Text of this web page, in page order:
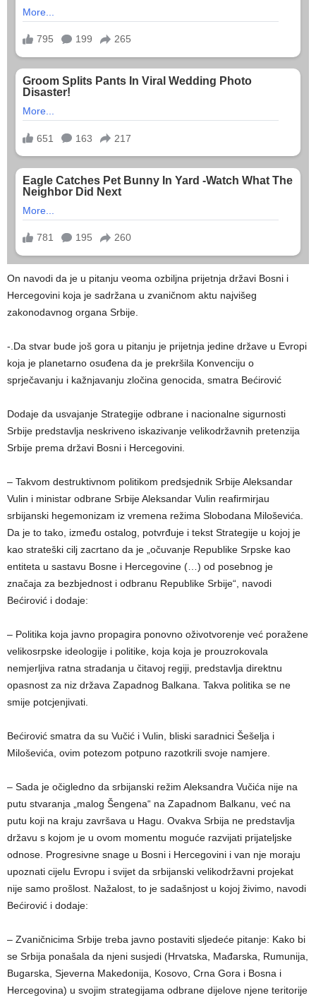
On navodi da je u pitanju veoma ozbiljna prijetnja državi Bosni i
Hercegovini koja je sadržana u zvaničnom aktu najvišeg
zakonodavnog organa Srbije.
-.Da stvar bude još gora u pitanju je prijetnja jedine države u Evropi
koja je planetarno osuđena da je prekršila Konvenciju o
sprječavanju i kažnjavanju zločina genocida, smatra Bećirović
Dodaje da usvajanje Strategije odbrane i nacionalne sigurnosti
Srbije predstavlja neskriveno iskazivanje velikodržavnih pretenzija
Srbije prema državi Bosni i Hercegovini.
– Takvom destruktivnom politikom predsjednik Srbije Aleksandar
Vulin i ministar odbrane Srbije Aleksandar Vulin reafirmirjau
srbijanski hegemonizam iz vremena režima Slobodana Miloševića.
Da je to tako, između ostalog, potvrđuje i tekst Strategije u kojoj je
kao strateški cilj zacrtano da je „očuvanje Republike Srpske kao
entiteta u sastavu Bosne i Hercegovine (…) od posebnog je
značaja za bezbjednost i odbranu Republike Srbije“, navodi
Bećirović i dodaje:
– Politika koja javno propagira ponovno oživotvorenje već poražene
velikosrpske ideologije i politike, koja koja je prouzrokovala
nemjerljiva ratna stradanja u čitavoj regiji, predstavlja direktnu
opasnost za niz država Zapadnog Balkana. Takva politika se ne
smije potcjenjivati.
Bećirović smatra da su Vučić i Vulin, bliski saradnici Šešelja i
Miloševića, ovim potezom potpuno razotkrili svoje namjere.
– Sada je očigledno da srbijanski režim Aleksandra Vučića nije na
putu stvaranja „malog Šengena“ na Zapadnom Balkanu, već na
putu koji na kraju završava u Hagu. Ovakva Srbija ne predstavlja
državu s kojom je u ovom momentu moguće razvijati prijateljske
odnose. Progresivne snage u Bosni i Hercegovini i van nje moraju
upoznati cijelu Evropu i svijet da srbijanski velikodržavni projekat
nije samo prošlost. Nažalost, to je sadašnjost u kojoj živimo, navodi
Bećirović i dodaje:
– Zvaničnicima Srbije treba javno postaviti sljedeće pitanje: Kako bi
se Srbija ponašala da njeni susjedi (Hrvatska, Mađarska, Rumunija,
Bugarska, Sjeverna Makedonija, Kosovo, Crna Gora i Bosna i
Hercegovina) u svojim strategijama odbrane dijelove njene teritorije